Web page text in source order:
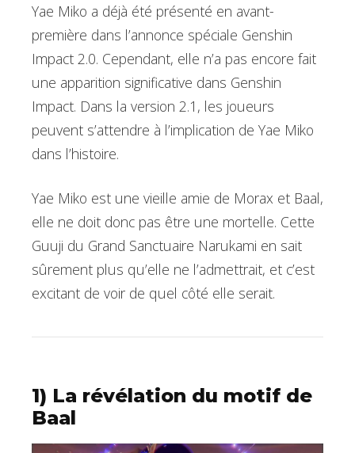
Yae Miko a déjà été présenté en avant-
première dans l’annonce spéciale Genshin
Impact 2.0. Cependant, elle n’a pas encore fait
une apparition significative dans Genshin
Impact. Dans la version 2.1, les joueurs
peuvent s’attendre à l’implication de Yae Miko
dans l’histoire.
Yae Miko est une vieille amie de Morax et Baal,
elle ne doit donc pas être une mortelle. Cette
Guuji du Grand Sanctuaire Narukami en sait
sûrement plus qu’elle ne l’admettrait, et c’est
excitant de voir de quel côté elle serait.
1) La révélation du motif de
Baal